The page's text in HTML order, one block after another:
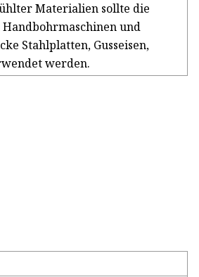
Materialien sollte die
und
Stahlplatten, Gusseisen,
werden.